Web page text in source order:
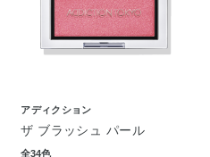
アディクション
ザ ブラッシュ パール
全34色